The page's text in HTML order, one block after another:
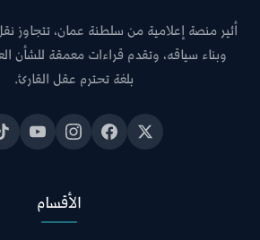
أثير منصة إعلامية من سلطنة عمان، تتجاوز
وبناء سياقه، وتقدم قراءات معمقة للشأن
بلغة تحترم عقل القارئ.
الأقسام